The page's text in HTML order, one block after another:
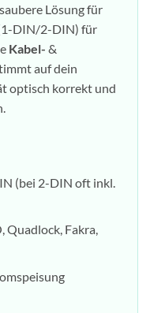
Lösung für
DIN/2-DIN) für
Kabel- &
auf dein
optisch korrekt und
(bei 2-DIN oft inkl.
Quadlock, Fakra,